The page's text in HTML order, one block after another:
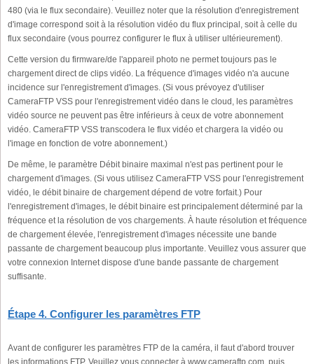
480 (via le flux secondaire). Veuillez noter que la résolution d'enregistrement
d'image correspond soit à la résolution vidéo du flux principal, soit à celle du
flux secondaire (vous pourrez configurer le flux à utiliser ultérieurement).
Cette version du firmware/de l'appareil photo ne permet toujours pas le
chargement direct de clips vidéo. La fréquence d'images vidéo n'a aucune
incidence sur l'enregistrement d'images. (Si vous prévoyez d'utiliser
CameraFTP VSS pour l'enregistrement vidéo dans le cloud, les paramètres
vidéo source ne peuvent pas être inférieurs à ceux de votre abonnement
vidéo. CameraFTP VSS transcodera le flux vidéo et chargera la vidéo ou
l'image en fonction de votre abonnement.)
De même, le paramètre Débit binaire maximal n'est pas pertinent pour le
chargement d'images. (Si vous utilisez CameraFTP VSS pour l'enregistrement
vidéo, le débit binaire de chargement dépend de votre forfait.) Pour
l'enregistrement d'images, le débit binaire est principalement déterminé par la
fréquence et la résolution de vos chargements. À haute résolution et fréquence
de chargement élevée, l'enregistrement d'images nécessite une bande
passante de chargement beaucoup plus importante. Veuillez vous assurer que
votre connexion Internet dispose d'une bande passante de chargement
suffisante.
Étape 4. Configurer les paramètres FTP
Avant de configurer les paramètres FTP de la caméra, il faut d'abord trouver